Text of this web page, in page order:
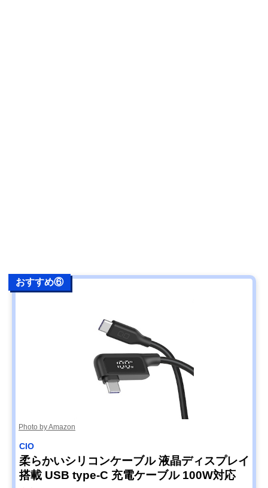
おすすめ⑥
Photo by Amazon
CIO
柔らかいシリコンケーブル 液晶ディスプレイ
搭載 USB type-C 充電ケーブル 100W対応